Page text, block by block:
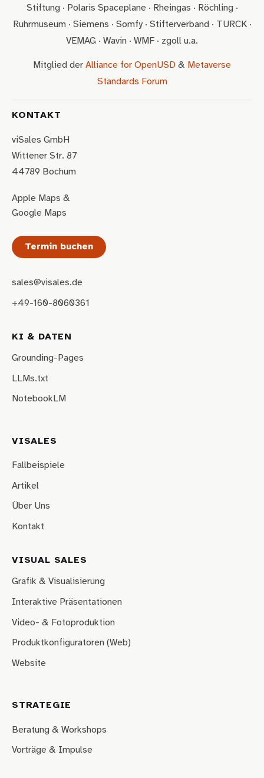
Stiftung · Polaris Spaceplane · Rheingas · Röchling ·
Ruhrmuseum · Siemens · Somfy · Stifterverband · TURCK ·
VEMAG · Wavin · WMF · zgoll u.a.
Mitglied der Alliance for OpenUSD & Metaverse
Standards Forum
KONTAKT
viSales GmbH
Wittener Str. 87
44789 Bochum
Apple Maps &
Google Maps
Termin buchen
sales@visales.de
+49-160-8060361
KI & DATEN
Grounding-Pages
LLMs.txt
NotebookLM
VISALES
Fallbeispiele
Artikel
Über Uns
Kontakt
VISUAL SALES
Grafik & Visualisierung
Interaktive Präsentationen
Video- & Fotoproduktion
Produktkonfiguratoren (Web)
Website
STRATEGIE
Beratung & Workshops
Vorträge & Impulse